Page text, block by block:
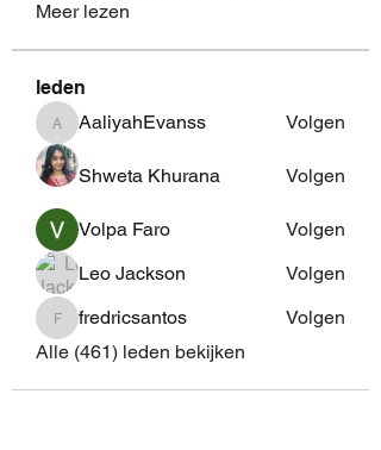
Meer lezen
leden
AaliyahEvanss
AaliyahEvanss Volgen
Shweta Khurana Volgen
Volpa Faro
Volgen
Leo Jackson
Volgen
fredricsantos
fredricsantos
Volgen
Alle (461) leden bekijken